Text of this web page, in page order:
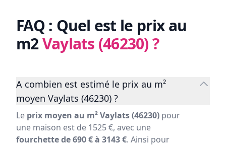
FAQ : Quel est le prix au
m2Vaylats (46230)?
A combien est estimé le prix au m²
moyen Vaylats (46230) ?
Le prix moyen au m² Vaylats (46230) pour
une maison est de 1525 €, avec une
fourchette de 690 € à 3143 €. Ainsi pour